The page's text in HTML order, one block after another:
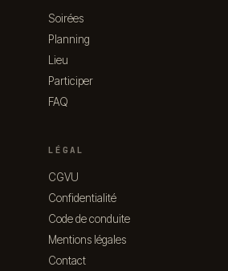
Soirées
Planning
Lieu
Participer
FAQ
LÉGAL
CGVU
Confidentialité
Code de conduite
Mentions légales
Contact